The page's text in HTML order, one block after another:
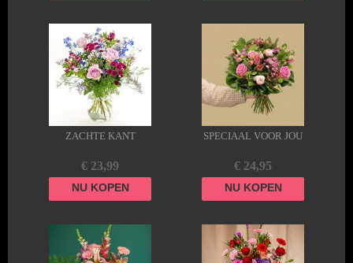
ZACHTE KANT
€ 23,99
NU KOPEN
SPECIAAL VOOR JOU
€ 24,95
NU KOPEN